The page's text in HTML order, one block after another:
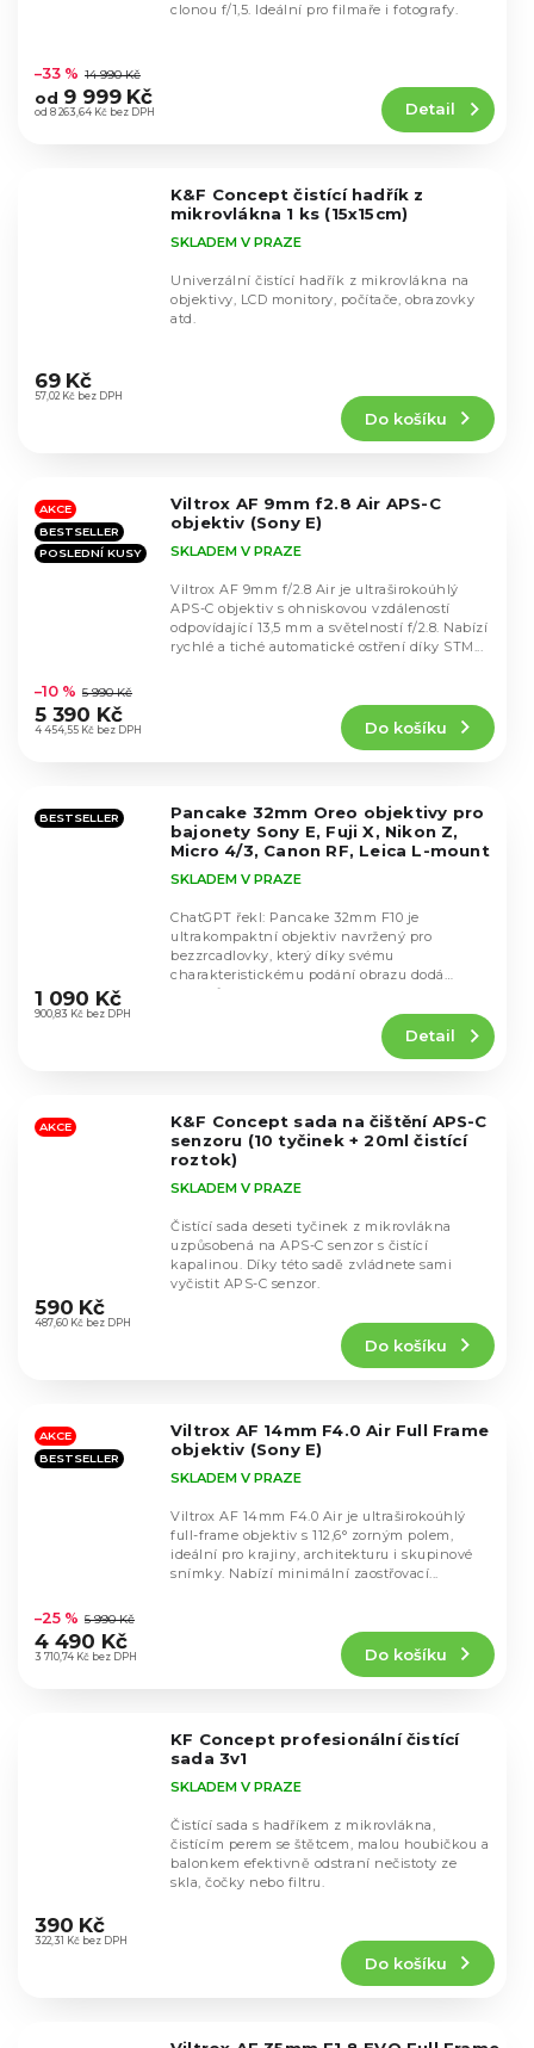
hodnocení
produktu
je
od 8 263,64 Kč bez DPH
–33 % 14 990 Kč
od 9 999 Kč Detail
clonou f/1,5. Ideální pro filmaře i fotografy.
K&F Concept čistící hadřík z
mikrovlákna 1 ks (15x15cm)
hodnocení
produktu
hvězdiček.
SKLADEM V PRAZE
57,02 Kč bez DPH
69 Kč
Do košíku
Univerzální čistící hadřík z mikrovlákna na
objektivy, LCD monitory, počítače, obrazovky
atd.
AKCE
BESTSELLER
POSLEDNÍ KUSY
Viltrox AF 9mm f2.8 Air APS-C
objektiv (Sony E)
hodnocení
produktu
je
hvězdiček.
SKLADEM V PRAZE
4 454,55 Kč bez DPH
–10 % 5 990 Kč
5 390 Kč
Do košíku
Viltrox AF 9mm f/2.8 Air je ultraširokoúhlý
APS-C objektiv s ohniskovou vzdáleností
odpovídající 13,5 mm a světelností f/2.8. Nabízí
rychlé a tiché automatické ostření díky STM...
BESTSELLER
Pancake 32mm Oreo objektivy pro
bajonety Sony E, Fuji X, Nikon Z,
Micro 4/3, Canon RF, Leica L-mount
hodnocení
produktu
hvězdiček.
SKLADEM V PRAZE
900,83 Kč bez DPH
1 090 Kč
Detail
ChatGPT řekl: Pancake 32mm F10 je
ultrakompaktní objektiv navržený pro
bezzrcadlovky, který díky svému
charakteristickému podání obrazu dodá
snímkům stylový...
AKCE
K&F Concept sada na čištění APS-C
senzoru (10 tyčinek + 20ml čistící
roztok)
hodnocení
produktu
hvězdiček.
SKLADEM V PRAZE
487,60 Kč bez DPH
590 Kč
Do košíku
Čistící sada deseti tyčinek z mikrovlákna
uzpůsobená na APS-C senzor s čistící
kapalinou. Díky této sadě zvládnete sami
vyčistit APS-C senzor.
AKCE
BESTSELLER
Viltrox AF 14mm F4.0 Air Full Frame
objektiv (Sony E)
hodnocení
produktu
je
SKLADEM V PRAZE
3 710,74 Kč bez DPH
–25 % 5 990 Kč
4 490 Kč
Do košíku
Viltrox AF 14mm F4.0 Air je ultraširokoúhlý
full-frame objektiv s 112,6° zorným polem,
ideální pro krajiny, architekturu i skupinové
snímky. Nabízí minimální zaostřovací...
KF Concept profesionální čistící
sada 3v1
hodnocení
produktu
SKLADEM V PRAZE
322,31 Kč bez DPH
390 Kč
Do košíku
Čistící sada s hadříkem z mikrovlákna,
čistícím perem se štětcem, malou houbičkou a
balonkem efektivně odstraní nečistoty ze
skla, čočky nebo filtru.